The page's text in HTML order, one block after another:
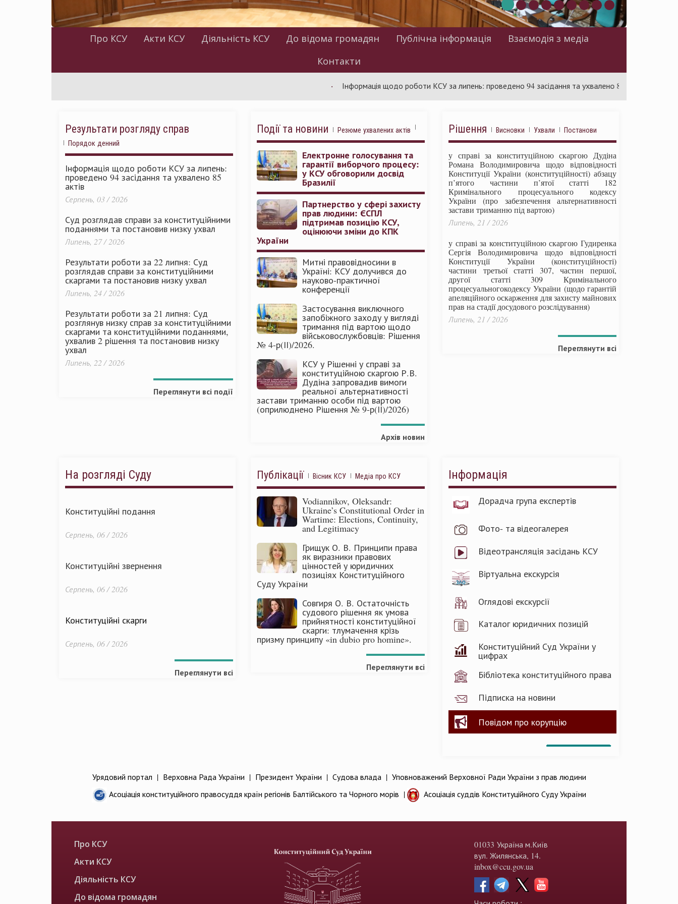
Про КСУ Акти КСУ Діяльність КСУ До відома громадян Публічна інформація
Взаємодія з медіа
Контакти
Інформація щодо роботи КСУ за липень: проведено 94 засідання та ухвалено 85 актів
Результати розгляду справ
Порядок денний
Інформація щодо роботи КСУ за липень:
проведено 94 засідання та ухвалено 85
актів
Серпень, 03 / 2026
Суд розглядав справи за конституційними
поданнями та постановив низку ухвал
Липень, 27 / 2026
Результати роботи за 22 липня: Суд
розглядав справи за конституційними
скаргами та постановив низку ухвал
Липень, 24 / 2026
Результати роботи за 21 липня: Суд
розглянув низку справ за конституційними
скаргами та конституційними поданнями,
ухвалив 2 рішення та постановив низку
ухвал
Липень, 22 / 2026
Переглянути всі події
Події та новини Резюме ухвалених актів
Електронне голосування та
гарантії виборчого процесу:
у КСУ обговорили досвід
Бразилії
Партнерство у сфері захисту
прав людини: ЄСПЛ
підтримав позицію КСУ,
оцінюючи зміни до КПК
України
Митні правовідносини в
Україні: КСУ долучився до
науково-практичної
конференції
Застосування виключного
запобіжного заходу у вигляді
тримання під вартою щодо
військовослужбовців: Рішення
№ 4-р(ІІ)/2026.
КСУ у Рішенні у справі за
конституційною скаргою Р.В.
Дудіна запровадив вимоги
реальної альтернативності
застави триманню особи під вартою
(оприлюднено Рішення № 9-р(ІІ)/2026)
Архів новин
Рішення Висновки Ухвали Постанови
у справі за конституційною скаргою Дудіна
Романа Володимировича щодо відповідності
Конституції України (конституційності) абзацу
п’ятого частини п’ятої статті 182
Кримінального процесуального кодексу
України (про забезпечення альтернативності
застави триманню під вартою)
Липень, 21 / 2026
у справі за конституційною скаргою Гудиренка
Сергія Володимировича щодо відповідності
Конституції України (конституційності)
частини третьої статті 307, частин першої,
другої статті 309 Кримінального
процесуальногокодексу України (щодо гарантій
апеляційного оскарження для захисту майнових
прав на стадії досудового розслідування)
Липень, 21 / 2026
Переглянути всі
На розгляді Суду
Конституційні подання
Серпень, 06 / 2026
Конституційні звернення
Серпень, 06 / 2026
Конституційні скарги
Серпень, 06 / 2026
Переглянути всі
Публікації Вісник КСУ Медіа про КСУ
Vodiannikov, Oleksandr:
Ukraine’s Constitutional Order in
Wartime: Elections, Continuity,
and Legitimacy
Грищук О. В. Принципи права
як виразники правових
цінностей у юридичних
позиціях Конституційного
Суду України
Совгиря О. В. Остаточність
судового рішення як умова
прийнятності конституційної
скарги: тлумачення крізь
призму принципу «in dubio pro homine».
Переглянути всі
Інформація
Дорадча група експертів
Фото- та відеогалерея
Відеотрансляція засідань КСУ
Віртуальна екскурсія
Оглядові екскурсії
Каталог юридичних позицій
Конституційний Суд України у
цифрах
Бібліотека конституційного права
Підписка на новини
Повідом про корупцію
Урядовий портал | Верховна Рада України | Президент України | Судова влада | Уповноважений Верховної Ради України з прав людини
Асоціація конституційного правосуддя країн регіонів Балтійського та Чорного морів | Асоціація суддів Конституційного Суду України
Про КСУ
Акти КСУ
Діяльність КСУ
До відома громадян
01033 Україна м.Київ
вул. Жилянська, 14.
inbox@ccu.gov.ua